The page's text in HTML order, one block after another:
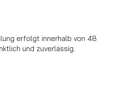
erfolgt innerhalb von 48
und zuverlässig.